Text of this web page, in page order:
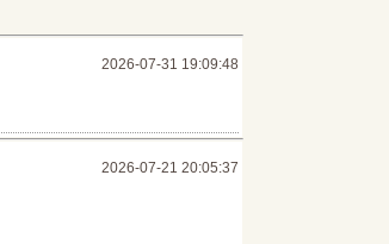
2026-07-31 19:09:48
2026-07-21 20:05:37